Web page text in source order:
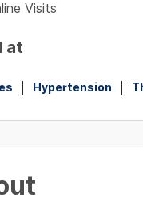
Visits
at
Hypertension